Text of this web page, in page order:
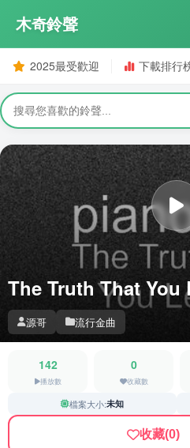
木奇鈴聲
2025最受歡迎 下載排行
The Truth That You
源哥 流行金曲
142
播放數
0
收藏數
檔案大小:未知
收藏(0)